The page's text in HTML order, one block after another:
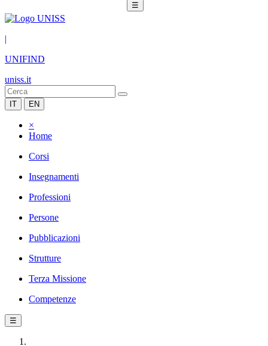
☰
|
UNIFIND
uniss.it
IT EN
×
Home
Corsi
Insegnamenti
Professioni
Persone
Pubblicazioni
Strutture
Terza Missione
Competenze
☰